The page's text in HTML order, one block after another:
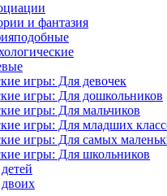
и фантазия
игры: Для девочек
игры: Для дошкольников
игры: Для мальчиков
игры: Для младших
игры: Для самых
игры: Для школьников